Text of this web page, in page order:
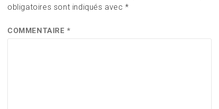
obligatoires sont indiqués avec*
COMMENTAIRE*